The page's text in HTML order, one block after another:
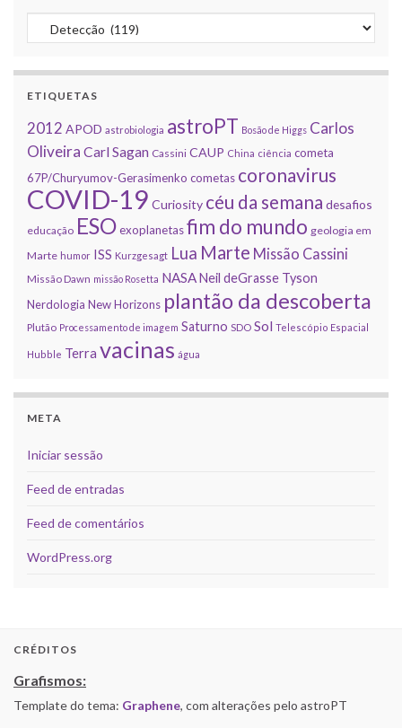
Categorias
ETIQUETAS
2012 APOD astrobiologia astroPT Bosão de Higgs Carlos
Oliveira Carl Sagan Cassini CAUP China ciência cometa
67P/Churyumov-Gerasimenko cometas coronavirus
COVID-19 Curiosity céu da semana desafios
educação ESOexoplanetasfim do mundo geologia em
Marte humor ISS Kurzgesagt Lua Marte Missão Cassini
Missão Dawn missão Rosetta NASANeil deGrasse Tyson
Nerdologia New Horizons plantão da descoberta
Plutão Processamento de imagem Saturno SDO Sol Telescópio Espacial
Hubble Terra vacinas água
META
Iniciar sessão
Feed de entradas
Feed de comentários
WordPress.org
CRÉDITOS
Grafismos:
Template do tema: Graphene, com alterações pelo astroPT